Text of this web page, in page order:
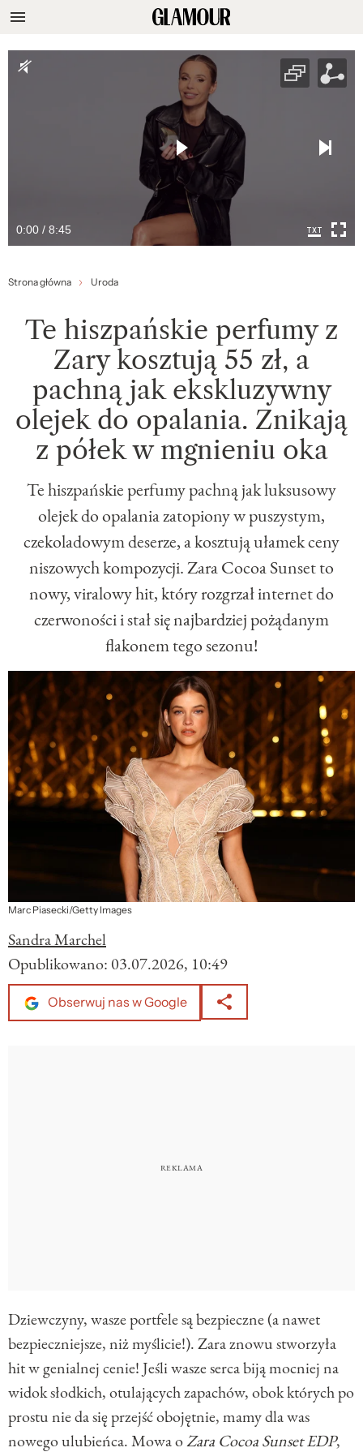
0:00 / 8:45
Strona główna Uroda
Te hiszpańskie perfumy z
Zary kosztują 55 zł, a
pachną jak ekskluzywny
olejek do opalania. Znikają
z półek w mgnieniu oka
Te hiszpańskie perfumy pachną jak luksusowy
olejek do opalania zatopiony w puszystym,
czekoladowym deserze, a kosztują ułamek ceny
niszowych kompozycji. Zara Cocoa Sunset to
nowy, viralowy hit, który rozgrzał internet do
czerwoności i stał się najbardziej pożądanym
flakonem tego sezonu!
Marc Piasecki/Getty Images
Sandra Marchel
Opublikowano: 03.07.2026, 10:49
Obserwuj nas w Google
Dziewczyny, wasze portfele są bezpieczne (a nawet
bezpieczniejsze, niż myślicie!). Zara znowu stworzyła
hit w genialnej cenie! Jeśli wasze serca biją mocniej na
widok słodkich, otulających zapachów, obok których po
prostu nie da się przejść obojętnie, mamy dla was
nowego ulubieńca. Mowa oZara Cocoa Sunset EDP,